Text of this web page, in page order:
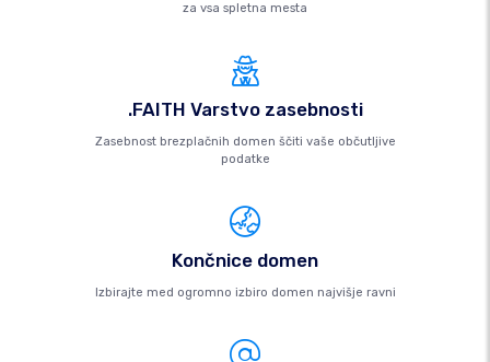
za vsa spletna mesta
.FAITH Varstvo zasebnosti
Zasebnost brezplačnih domen ščiti vaše občutljive
podatke
Končnice domen
Izbirajte med ogromno izbiro domen najvišje ravni